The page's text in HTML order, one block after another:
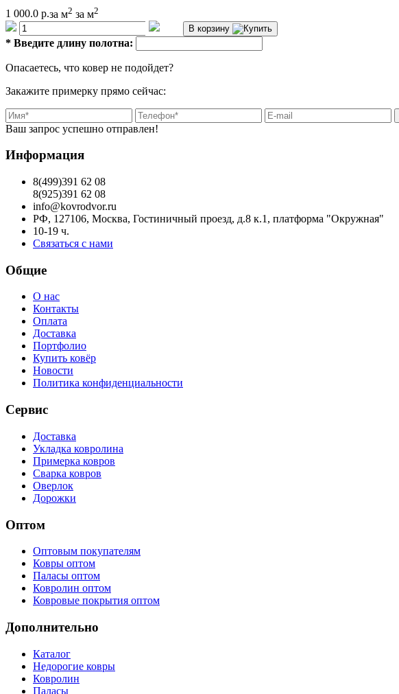
1 000.0 р.за м2 за м2
В корзину
* Введите длину полотна:
Опасаетесь, что ковер не подойдет?
Закажите примерку прямо сейчас:
Ваш запрос успешно отправлен!
Информация
8(499)391 62 08
8(925)391 62 08
info@kovrodvor.ru
РФ, 127106, Москва, Гостиничный проезд, д.8 к.1, платформа "Окружная"
10-19 ч.
Связаться с нами
Общие
О нас
Контакты
Оплата
Доставка
Портфолио
Купить ковёр
Новости
Политика конфиденциальности
Сервис
Доставка
Укладка ковролина
Примерка ковров
Сварка ковров
Оверлок
Дорожки
Оптом
Оптовым покупателям
Ковры оптом
Паласы оптом
Ковролин оптом
Ковровые покрытия оптом
Дополнительно
Каталог
Недорогие ковры
Ковролин
Паласы